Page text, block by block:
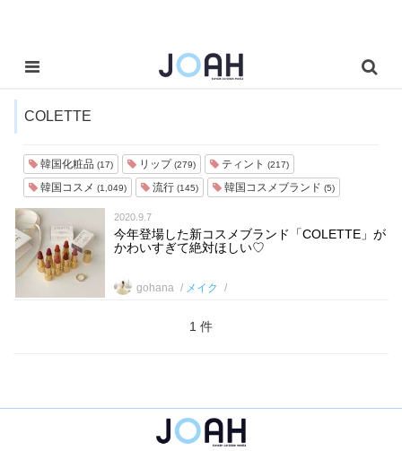
COLETTE
韓国化粧品 (17) リップ(279) ティント (217)
韓国コスメ (1,049) 流行 (145) 韓国コスメブランド (5)
2020.9.7
今年登場した新コスメブランド「COLETTE」が
かわいすぎて絶対ほしい♡
gohana メイク
1 件